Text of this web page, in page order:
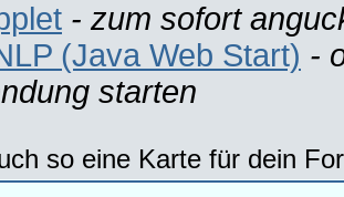
- zum sofort
(Java Web Start) -
starten
so eine Karte für dein